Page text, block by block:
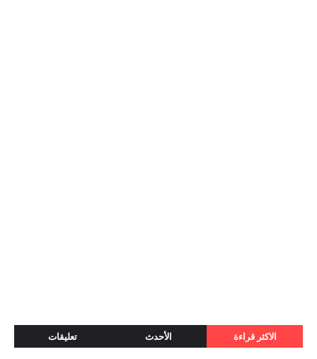
الاكثر قراءة الأحدث تعليقات